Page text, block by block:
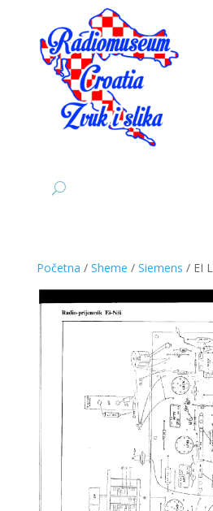
Početna / Sheme / Siemens / EI